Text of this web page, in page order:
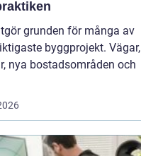
grunden för många av
byggprojekt. Vägar,
nya bostadsområden och